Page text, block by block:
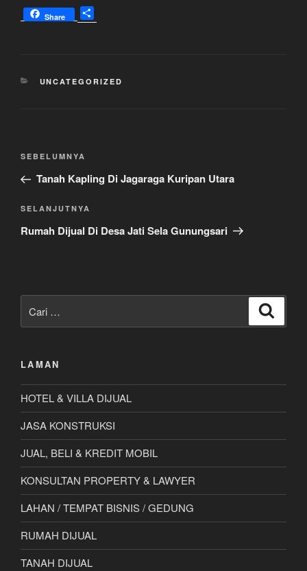
Share
h
KATEGORI
UNCATEGORIZED
Navigasi
Pos
Sebelumnya
SEBELUMNYA
Tanah Kapling Di Jagaraga Kuripan Utara
Pos
Selanjutnya
SELANJUTNYA
Rumah Dijual Di Desa Jati Sela Gunungsari
untuk:
LAMAN
HOTEL & VILLA DIJUAL
JASA KONSTRUKSI
JUAL, BELI & KREDIT MOBIL
KONSULTAN PROPERTY & LAWYER
LAHAN / TEMPAT BISNIS / GEDUNG
RUMAH DIJUAL
TANAH DIJUAL